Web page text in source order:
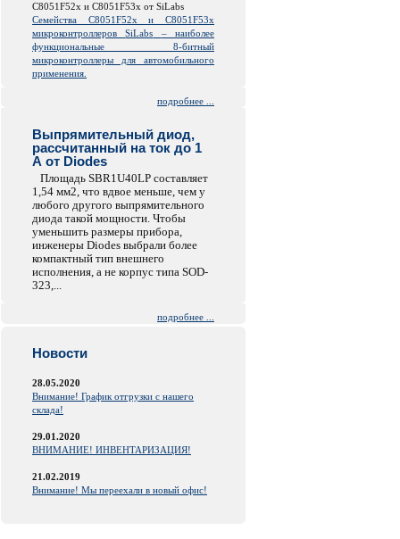
C8051F52x и C8051F53x от SiLabs
Семейства C8051F52x и C8051F53x
микроконтроллеровSiLabs
– наиболее
функциональные 8-битный
микроконтроллеры для автомобильного
применения.
подробнее ...
Выпрямительный диод,
рассчитанный на ток до 1
А от Diodes
Площадь SBR1U40LP составляет
1,54 мм2, что вдвое меньше, чем у
любого другого выпрямительного
диода такой мощности. Чтобы
уменьшить размеры прибора,
инженеры Diodes выбрали более
компактный тип внешнего
исполнения, а не корпус типа SOD-
323,...
подробнее ...
Новости
28.05.2020
Внимание! График отгрузки с нашего
склада!
29.01.2020
ВНИМАНИЕ! ИНВЕНТАРИЗАЦИЯ!
21.02.2019
Внимание! Мы переехали в новый офис!